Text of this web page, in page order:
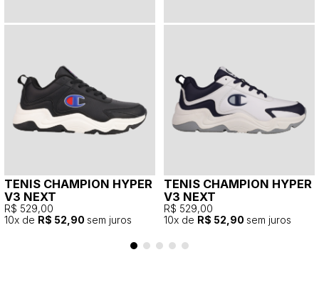
TENIS CHAMPION HYPER
V3 NEXT
R$ 529,00
10x de R$ 52,90 sem juros
TENIS CHAMPION HYPER
V3 NEXT
R$ 529,00
10x de R$ 52,90 sem juros